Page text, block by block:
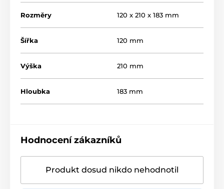
Rozměry 120 x 210 x 183 mm
Šířka 120 mm
Výška 210 mm
Hloubka 183 mm
Hodnocení zákazníků
Produkt dosud nikdo nehodnotil